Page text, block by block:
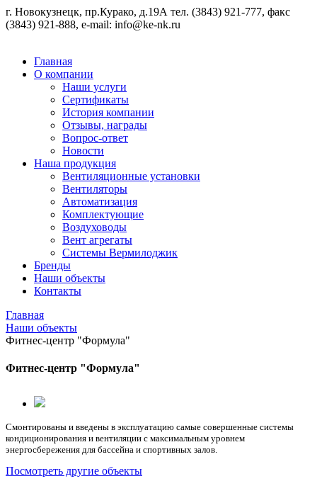
г. Новокузнецк, пр.Курако, д.19А тел. (3843) 921-777, факс
(3843) 921-888, e-mail: info@ke-nk.ru
Главная
О компании
Наши услуги
Сертификаты
История компании
Отзывы, награды
Вопрос-ответ
Новости
Наша продукция
Вентиляционные установки
Вентиляторы
Автоматизация
Комплектующие
Воздуховоды
Вент агрегаты
Системы Вермилоджик
Бренды
Наши объекты
Контакты
Главная
Наши объекты
Фитнес-центр "Формула"
Фитнес-центр "Формула"
Смонтированы и введены в эксплуатацию самые совершенные системы
кондиционирования и вентиляции с максимальным уровнем
энергосбережения для бассейна и спортивных залов.
Посмотреть другие объекты